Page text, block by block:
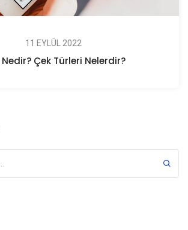
11 EYLÜL 2022
Nedir? Çek Türleri Nelerdir?